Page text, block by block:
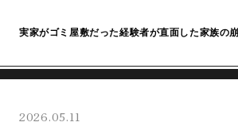
実家がゴミ屋敷だった経験者が直面した家族の
2026.05.11